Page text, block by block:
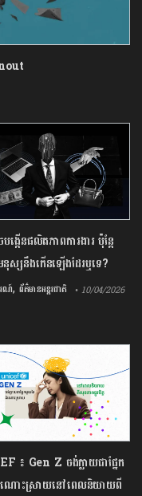
កើនផលិតភាពការងារ ប៉ុន្តែ
សនឹងកើនឡើងដែរឬទេ?
ណ៍, ព័ត៌មានអន្តរជាតិ • 10/04/2026
៖ Gen Z ចង់ក្លាយ​ជា​ផ្នែក​
ោះស្រាយ​នៅ​ពេល​និយាយ​ពី